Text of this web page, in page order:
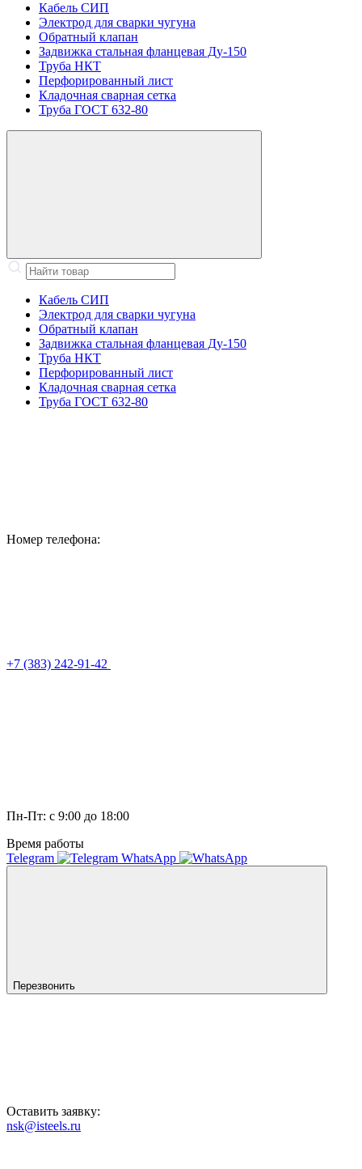
Кабель СИП
Электрод для сварки чугуна
Обратный клапан
Задвижка стальная фланцевая Ду-150
Труба НКТ
Перфорированный лист
Кладочная сварная сетка
Труба ГОСТ 632-80
Кабель СИП
Электрод для сварки чугуна
Обратный клапан
Задвижка стальная фланцевая Ду-150
Труба НКТ
Перфорированный лист
Кладочная сварная сетка
Труба ГОСТ 632-80
Номер телефона:
+7 (383) 242-91-42
Пн-Пт: с 9:00 до 18:00
Время работы
Telegram
WhatsApp
Перезвонить
Оставить заявку:
nsk@isteels.ru